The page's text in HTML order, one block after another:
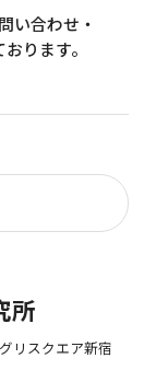
い合わせ・
ります。
所
リスクエア新宿